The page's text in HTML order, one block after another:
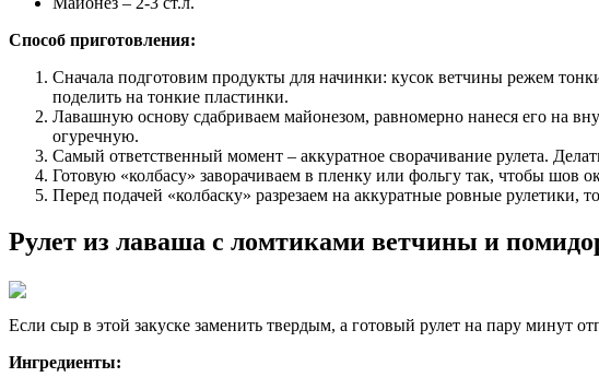
Способ приготовления:
Сначала подготовим продукты для начинки: кусок ветчины режем
поделить на тонкие пластинки.
Лавашную основу сдабриваем майонезом, равномерно нанеся его на
огуречную.
Самый ответственный момент – аккуратное сворачивание рулета.
Готовую «колбасу» заворачиваем в пленку или фольгу так, чтобы шов
Перед подачей «колбаску» разрезаем на аккуратные ровные
Рулет из лаваша с ломтиками ветчины и
Если сыр в этой закуске заменить твердым, а готовый рулет на пару минут
Ингредиенты: